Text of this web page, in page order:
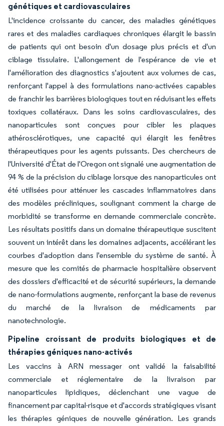
génétiques et cardiovasculaires
L'incidence croissante du cancer, des maladies génétiques
rares et des maladies cardiaques chroniques élargit le bassin
de patients qui ont besoin d'un dosage plus précis et d'un
ciblage tissulaire. L'allongement de l'espérance de vie et
l'amélioration des diagnostics s'ajoutent aux volumes de cas,
renforçant l'appel à des formulations nano-activées capables
de franchir les barrières biologiques tout en réduisant les effets
toxiques collatéraux. Dans les soins cardiovasculaires, des
nanoparticules sont conçues pour cibler les plaques
athérosclérotiques, une capacité qui élargit les fenêtres
thérapeutiques pour les agents puissants. Des chercheurs de
l'Université d'État de l'Oregon ont signalé une augmentation de
94 % de la précision du ciblage lorsque des nanoparticules ont
été utilisées pour atténuer les cascades inflammatoires dans
des modèles précliniques, soulignant comment la charge de
morbidité se transforme en demande commerciale concrète.
Les résultats positifs dans un domaine thérapeutique suscitent
souvent un intérêt dans les domaines adjacents, accélérant les
courbes d'adoption dans l'ensemble du système de santé. À
mesure que les comités de pharmacie hospitalière observent
des dossiers d'efficacité et de sécurité supérieurs, la demande
de nano-formulations augmente, renforçant la base de revenus
du marché de la livraison de médicaments par
nanotechnologie.
Pipeline croissant de produits biologiques et de
thérapies géniques nano-activés
Les vaccins à ARN messager ont validé la faisabilité
commerciale et réglementaire de la livraison par
nanoparticules lipidiques, déclenchant une vague de
financement par capital-risque et d'accords stratégiques visant
les thérapies géniques de nouvelle génération. Les grands